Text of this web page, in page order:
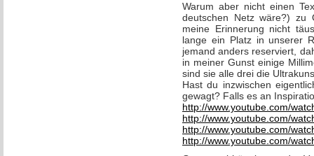
Warum aber nicht einen
deutschen Netz wäre?) zu
meine Erinnerung nicht
lange ein Platz in unserer
jemand anders reserviert,
in meiner Gunst einige
sind sie alle drei die
Hast du inzwischen
gewagt? Falls es an
http://www.youtube.com/
http://www.youtube.com/
http://www.youtube.com/
http://www.youtube.com/